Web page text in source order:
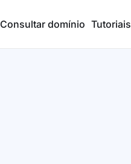
Consultar domínio Tutoriais